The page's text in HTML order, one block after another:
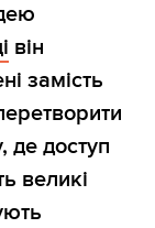
він
замість
де доступ
великі